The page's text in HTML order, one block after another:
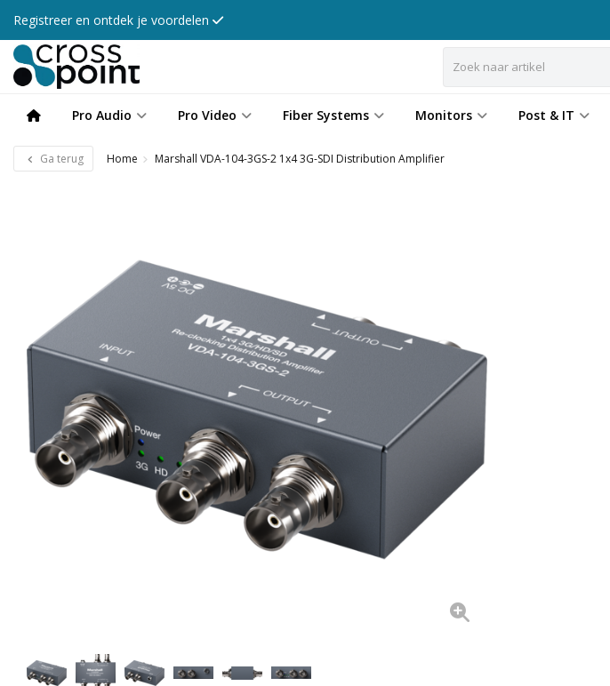
Registreer en ontdek je voordelen
Pro Audio Pro Video Fiber Systems Monitors Post & IT
Ga terug Home Marshall VDA-104-3GS-2 1x4 3G-SDI Distribution Amplifier